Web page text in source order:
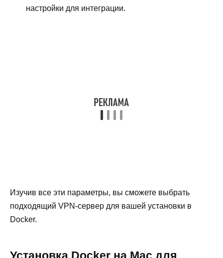
настройки для интеграции.
Изучив все эти параметры, вы сможете выбрать
подходящий VPN-сервер для вашей установки в
Docker.